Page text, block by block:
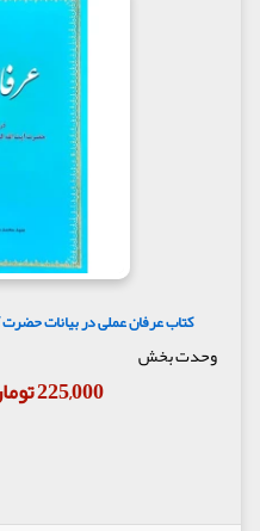
کتاب عرفان عملی در بیانات حضرت
وحدت بخش
225,000 تومان